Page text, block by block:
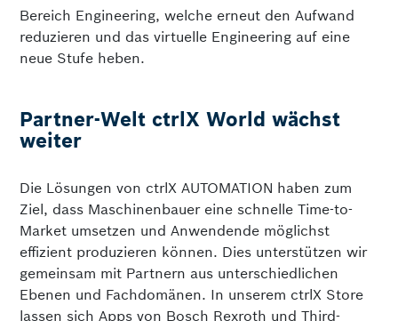
Bereich Engineering, welche erneut den Aufwand
reduzieren und das virtuelle Engineering auf eine
neue Stufe heben.
Partner-Welt ctrlX World wächst
weiter
Die Lösungen von ctrlX AUTOMATION haben zum
Ziel, dass Maschinenbauer eine schnelle Time-to-
Market umsetzen und Anwendende möglichst
effizient produzieren können. Dies unterstützen wir
gemeinsam mit Partnern aus unterschiedlichen
Ebenen und Fachdomänen. In unserem ctrlX Store
lassen sich Apps von Bosch Rexroth und Third-